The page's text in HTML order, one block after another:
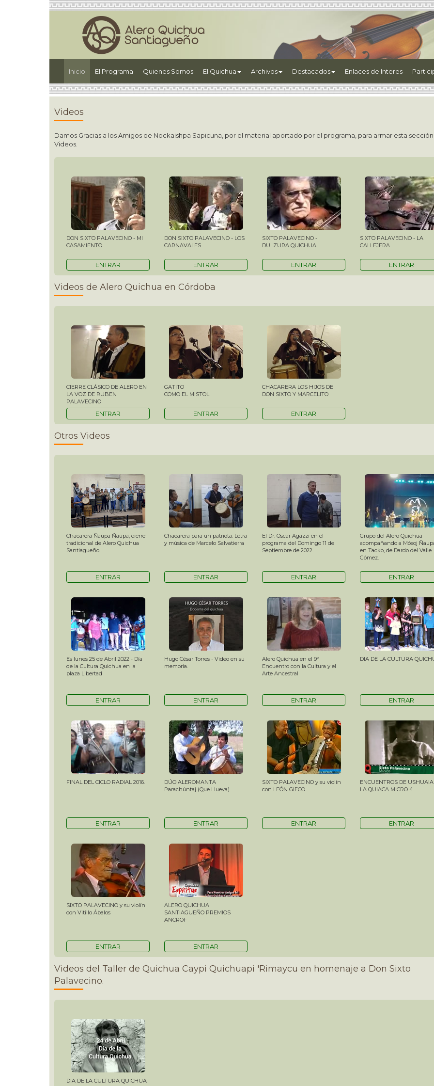
Inicio (current)
El Programa Quienes Somos El Quichua Archivos Destacados Enlaces de Interes
Videos
Damos Gracias a los Amigos de Nockaishpa Sapicuna, por el material aportado por el programa, para armar esta
Videos.
DON SIXTO PALAVECINO - MI
CASAMIENTO
ENTRAR
DON SIXTO PALAVECINO - LOS
CARNAVALES
ENTRAR
SIXTO PALAVECINO -
DULZURA QUICHUA
ENTRAR
SIXTO PALAVECINO - LA
CALLEJERA
ENTRAR
Videos de Alero Quichua en Córdoba
CIERRE CLÁSICO DE ALERO EN
LA VOZ DE RUBEN
PALAVECINO
ENTRAR
GATITO
COMO EL MISTOL
ENTRAR
CHACARERA LOS HIJOS DE
DON SIXTO Y MARCELITO
ENTRAR
Otros Videos
Chacarera Ñaupa Ñaupa, cierre
tradicional de Alero Quichua
Santiagueño.
ENTRAR
Chacarera para un patriota. Letra
y música de Marcelo Salvatierra
ENTRAR
El Dr. Oscar Agazzi en el
programa del Domingo 11 de
Septiembre de 2022.
ENTRAR
Grupo del Alero Quichua
acompañando a Mósoj
en Tacko, de Dardo del Valle
Gómez.
ENTRAR
Es lunes 25 de Abril 2022 - Día
de la Cultura Quichua en la
plaza Libertad
ENTRAR
Hugo César Torres - Video en su
memoria.
ENTRAR
Alero Quichua en el 9º
Encuentro con la Cultura y el
Arte Ancestral
ENTRAR
DIA DE LA CULTURA
ENTRAR
FINAL DEL CICLO RADIAL 2016.
ENTRAR
DÚO ALEROMANTA
Parachúntaj (Que Llueva)
ENTRAR
SIXTO PALAVECINO y su violín
con LEÓN GIECO
ENTRAR
ENCUENTROS DE
LA QUIACA MICRO 4
ENTRAR
SIXTO PALAVECINO y su violín
con Vitillo Ábalos
ENTRAR
ALERO QUICHUA
SANTIAGUEÑO PREMIOS
ANCROF
ENTRAR
Videos del Taller de Quichua Caypi Quichuapi 'Rimaycu en homenaje a Don Sixto
Palavecino.
DIA DE LA CULTURA QUICHUA